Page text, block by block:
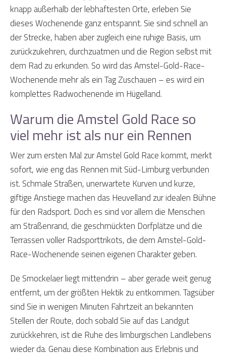
knapp außerhalb der lebhaftesten Orte, erleben Sie
dieses Wochenende ganz entspannt. Sie sind schnell an
der Strecke, haben aber zugleich eine ruhige Basis, um
zurückzukehren, durchzuatmen und die Region selbst mit
dem Rad zu erkunden. So wird das Amstel-Gold-Race-
Wochenende mehr als ein Tag Zuschauen – es wird ein
komplettes Radwochenende im Hügelland.
Warum die Amstel Gold Race so
viel mehr ist als nur ein Rennen
Wer zum ersten Mal zur Amstel Gold Race kommt, merkt
sofort, wie eng das Rennen mit Süd-Limburg verbunden
ist. Schmale Straßen, unerwartete Kurven und kurze,
giftige Anstiege machen das Heuvelland zur idealen Bühne
für den Radsport. Doch es sind vor allem die Menschen
am Straßenrand, die geschmückten Dorfplätze und die
Terrassen voller Radsporttrikots, die dem Amstel-Gold-
Race-Wochenende seinen eigenen Charakter geben.
De Smockelaer liegt mittendrin – aber gerade weit genug
entfernt, um der größten Hektik zu entkommen. Tagsüber
sind Sie in wenigen Minuten Fahrtzeit an bekannten
Stellen der Route, doch sobald Sie auf das Landgut
zurückkehren, ist die Ruhe des limburgischen Landlebens
wieder da. Genau diese Kombination aus Erlebnis und